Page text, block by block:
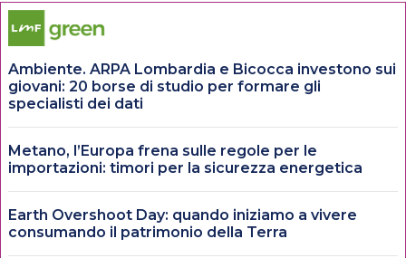
Ambiente. ARPA Lombardia e Bicocca investono sui
giovani: 20 borse di studio per formare gli
specialisti dei dati
Metano, l’Europa frena sulle regole per le
importazioni: timori per la sicurezza energetica
Earth Overshoot Day: quando iniziamo a vivere
consumando il patrimonio della Terra